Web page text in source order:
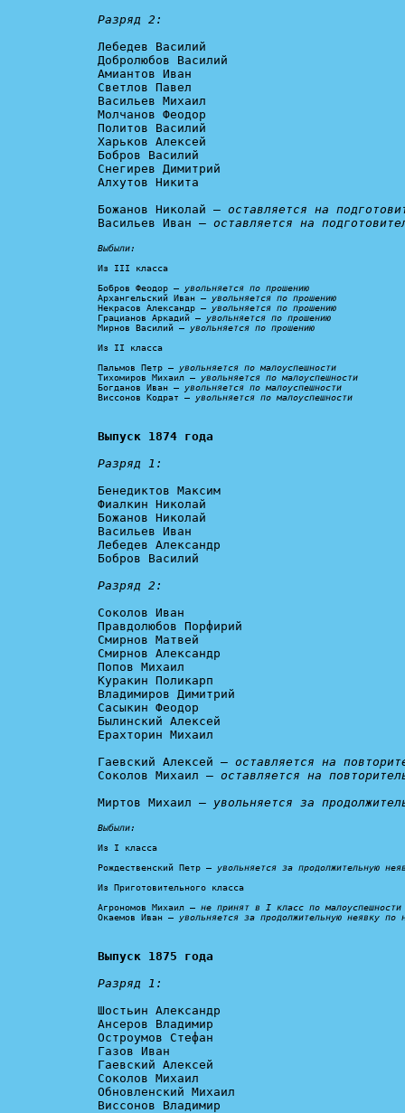
Разряд 2:
Лебедев Василий
Добролюбов Василий
Амиантов Иван
Светлов Павел
Васильев Михаил
Молчанов Феодор
Политов Василий
Харьков Алексей
Бобров Василий
Снегирев Димитрий
Алхутов Никита
Божанов Николай – оставляется на
Васильев Иван – оставляется на
Выбыли:
Из III класса
Бобров Феодор – увольняется по прошению
Архангельский Иван – увольняется по прошению
Некрасов Александр – увольняется по прошению
Грацианов Аркадий – увольняется по прошению
Мирнов Василий – увольняется по прошению
Из II класса
Пальмов Петр – увольняется по малоуспешности
Тихомиров Михаил – увольняется по малоуспешности
Богданов Иван – увольняется по малоуспешности
Виссонов Кодрат – увольняется по малоуспешности
Выпуск 1874 года
Разряд 1:
Бенедиктов Максим
Фиалкин Николай
Божанов Николай
Васильев Иван
Лебедев Александр
Бобров Василий
Разряд 2:
Соколов Иван
Правдолюбов Порфирий
Смирнов Матвей
Смирнов Александр
Попов Михаил
Куракин Поликарп
Владимиров Димитрий
Сасыкин Феодор
Былинский Алексей
Ерахторин Михаил
Гаевский Алексей – оставляется на
Соколов Михаил – оставляется на
Миртов Михаил – увольняется за
Выбыли:
Из I класса
Рождественский Петр – увольняется за продолжительную
Из Приготовительного класса
Агрономов Михаил – не принят в I класс по малоуспешности
Окаемов Иван – увольняется за продолжительную неявку по
Выпуск 1875 года
Разряд 1:
Шостьин Александр
Ансеров Владимир
Остроумов Стефан
Газов Иван
Гаевский Алексей
Соколов Михаил
Обновленский Михаил
Виссонов Владимир